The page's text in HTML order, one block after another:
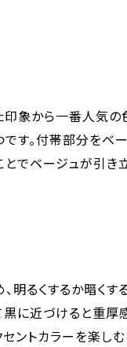
象から一番人気の
す。付帯部分をベ
でベージュが引き立
るくするか暗くす
黒に近づけると重
ントカラーを楽し